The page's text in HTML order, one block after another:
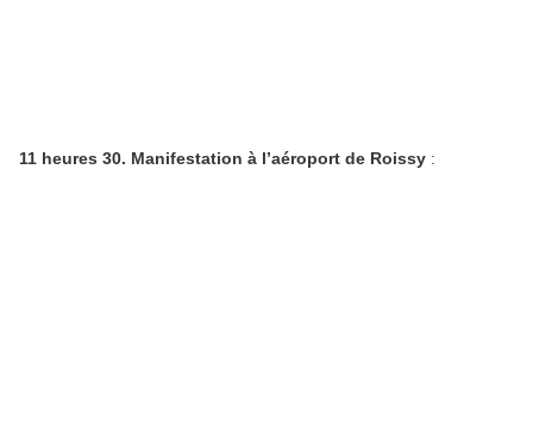
11 heures 30. Manifestation à l’aéroport de Roissy :